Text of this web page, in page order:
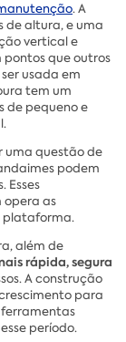
. A
altura, e uma
vertical e
pontos que outros
usada em
tem um
de pequeno e
uma questão de
podem
Esses
opera as
plataforma.
além de
rápida, segura
A construção
para
ferramentas
período.